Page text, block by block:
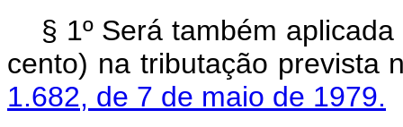
§ 1º Será também
cento) na tributação prevista
1.682, de 7 de maio de 1979.